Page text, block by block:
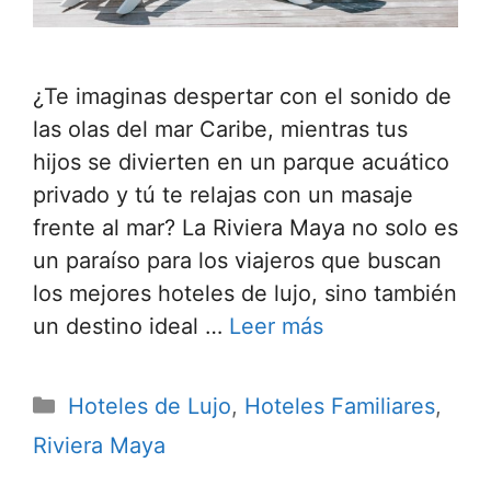
¿Te imaginas despertar con el sonido de
las olas del mar Caribe, mientras tus
hijos se divierten en un parque acuático
privado y tú te relajas con un masaje
frente al mar? La Riviera Maya no solo es
un paraíso para los viajeros que buscan
los mejores hoteles de lujo, sino también
un destino ideal … Leer más
Categorías
Hoteles de Lujo, Hoteles Familiares,
Riviera Maya